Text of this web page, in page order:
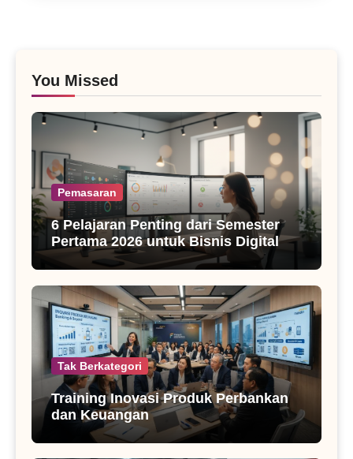
You Missed
Pemasaran
6 Pelajaran Penting dari Semester
Pertama 2026 untuk Bisnis Digital
Tak Berkategori
Training Inovasi Produk Perbankan
dan Keuangan